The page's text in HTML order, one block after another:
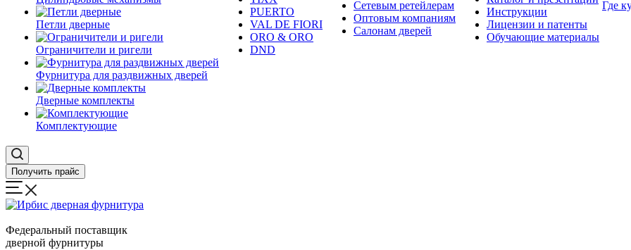
Петли дверные
Ограничители и ригели
Фурнитура для раздвижных дверей
Дверные комплекты
Комплектующие
PUERTO
VAL DE FIORI
ORO & ORO
DND
Сетевым ретейлерам
Оптовым компаниям
Салонам дверей
Инструкции
Лицензии и патенты
Обучающие материалы
Где
Получить прайс
Федеральный поставщик
дверной фурнитуры